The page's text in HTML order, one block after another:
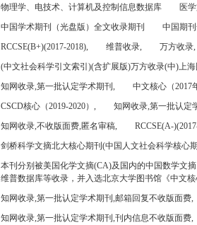
物理学、电技术、计算机及控制信息数据库
医
中国学术期刊（光盘版）全文收录期刊
中国期刊
RCCSE(B+)(2017-2018),
维普收录, 万方收录,
(中文社会科学引文索引)(含扩展版)万方收录(中)上
知网收录,第一批认定学术期刊,
中文核心（2017
CSCD核心（2019-2020）,
知网收录,第一批认定
知网收录,不收版面费,匿名审稿,
RCCSE(A-
剑桥科学文摘北大核心期刊(中国人文社会科学核心
本刊分别被美国化学文摘(CA)及国内的中国数学文
维普数据库等收录，并入选北京大学图书馆《中文
知网收录,第一批认定学术期刊,邮箱回复不收版面费,
知网收录,第一批认定学术期刊,刊内信息不收版面费,